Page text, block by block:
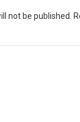
not be published.